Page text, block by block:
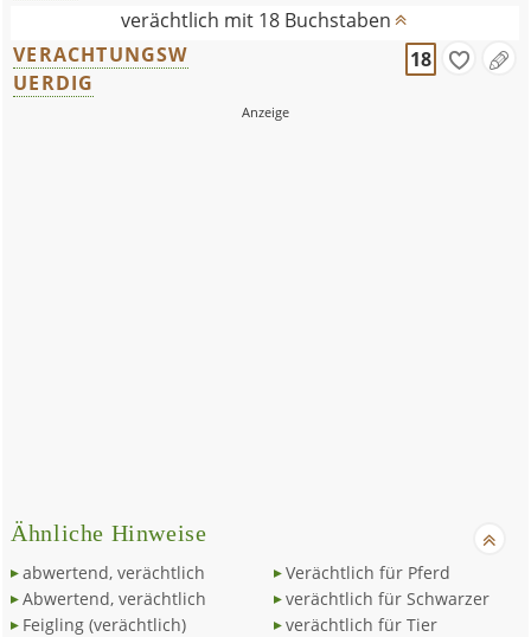
verächtlich mit 18 Buchstaben
VERACHTUNGSW
UERDIG
18
Ähnliche Hinweise
abwertend, verächtlich
Abwertend, verächtlich
Feigling (verächtlich)
Verächtlich für Pferd
verächtlich für Schwarzer
verächtlich für Tier